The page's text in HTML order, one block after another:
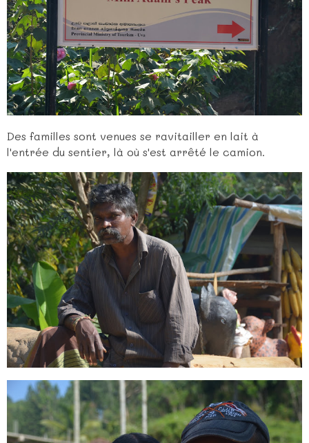
Des familles sont venues se ravitailler en lait à
l'entrée du sentier, là où s'est arrêté le camion.